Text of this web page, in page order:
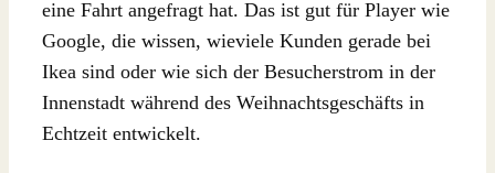
eine Fahrt angefragt hat. Das ist gut für Player wie
Google, die wissen, wieviele Kunden gerade bei
Ikea sind oder wie sich der Besucherstrom in der
Innenstadt während des Weihnachtsgeschäfts in
Echtzeit entwickelt.